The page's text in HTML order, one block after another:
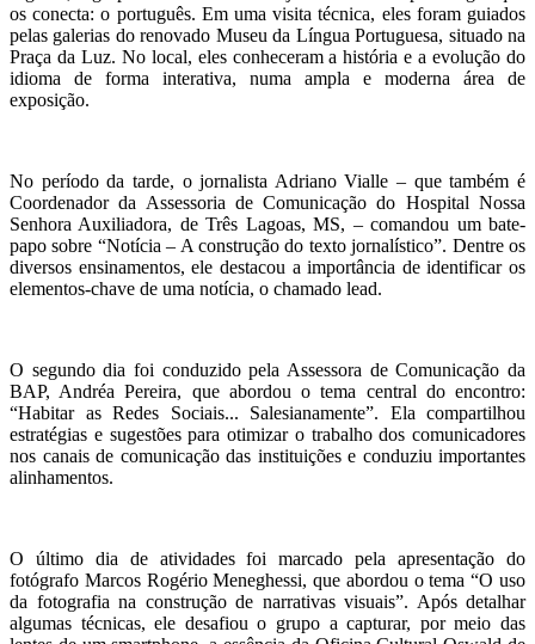
os conecta: o português. Em uma visita técnica, eles foram guiados
pelas galerias do renovado Museu da Língua Portuguesa, situado na
Praça da Luz. No local, eles conheceram a história e a evolução do
idioma de forma interativa, numa ampla e moderna área de
exposição.
No período da tarde, o jornalista Adriano Vialle – que também é
Coordenador da Assessoria de Comunicação do Hospital Nossa
Senhora Auxiliadora, de Três Lagoas, MS, – comandou um bate-
papo sobre “Notícia – A construção do texto jornalístico”. Dentre os
diversos ensinamentos, ele destacou a importância de identificar os
elementos-chave de uma notícia, o chamado lead.
O segundo dia foi conduzido pela Assessora de Comunicação da
BAP, Andréa Pereira, que abordou o tema central do encontro:
“Habitar as Redes Sociais... Salesianamente”. Ela compartilhou
estratégias e sugestões para otimizar o trabalho dos comunicadores
nos canais de comunicação das instituições e conduziu importantes
alinhamentos.
O último dia de atividades foi marcado pela apresentação do
fotógrafo Marcos Rogério Meneghessi, que abordou o tema “O uso
da fotografia na construção de narrativas visuais”. Após detalhar
algumas técnicas, ele desafiou o grupo a capturar, por meio das